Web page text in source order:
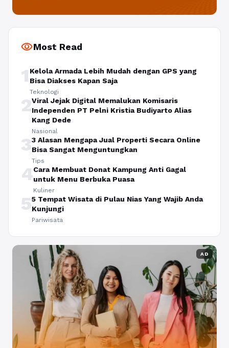
visibilityMost Read
1 Kelola Armada Lebih Mudah dengan GPS yang
Bisa Diakses Kapan Saja
Teknologi
2Viral Jejak Digital Memalukan Komisaris
Independen PT Pelni Kristia Budiyarto Alias
Kang Dede
Nasional
33 Alasan Mengapa Jual Properti Secara Online
Bisa Sangat Menguntungkan
Tips
4Cara Membuat Donat Kampung Anti Gagal
untuk Menu Berbuka Puasa
Kuliner
55 Tempat Wisata di Pulau Nias Yang Wajib Anda
Kunjungi
Pariwisata
AD